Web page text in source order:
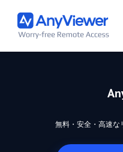
無料・安全・高速な